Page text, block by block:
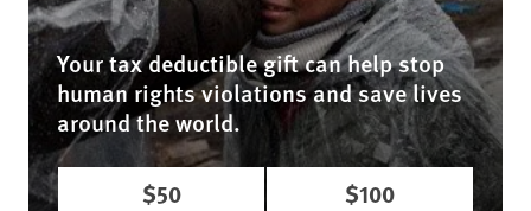
Your tax deductible gift can help stop
human rights violations and save lives
around the world.
$50
$100